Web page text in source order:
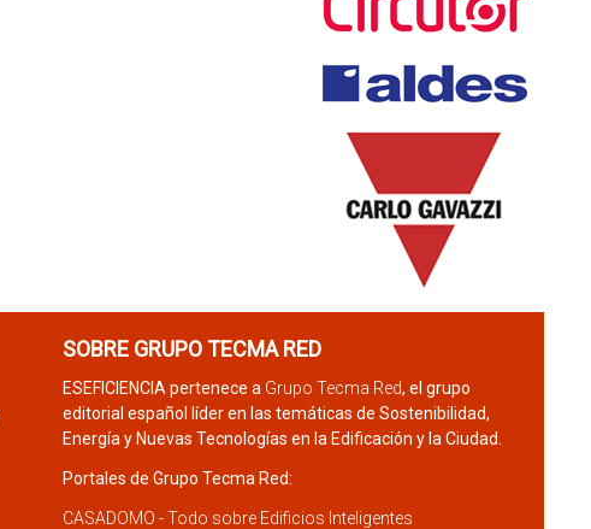
SOBRE GRUPO TECMA RED
ESEFICIENCIA pertenece a Grupo Tecma Red, el grupo
editorial español líder en las temáticas de Sostenibilidad,
Energía y Nuevas Tecnologías en la Edificación y la Ciudad.
Portales de Grupo Tecma Red:
CASADOMO - Todo sobre Edificios Inteligentes